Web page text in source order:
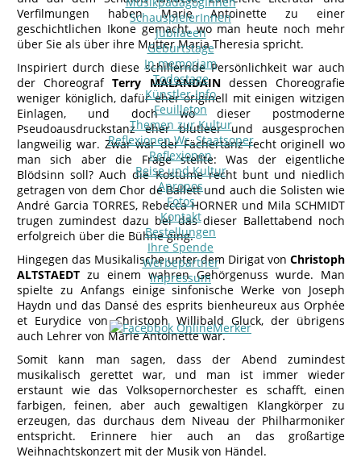
SchauspielerInnen
Jubilaeen
Geburtstage
In memoriam
Todestage
Künstler-Info
Feuilleton
Themen zur Kultur
Reflexionen Wr. Staatsoper
Reflexionen
Reise und Kultur
Apropos
Fotos
Kontakt
Bestellungen
Ihre Spende
Werbepartner
Impressum
Verfilmungen haben Marie Antoinette zu einer
geschichtlichen Ikone gemacht, wo man heute noch mehr
über Sie als über ihre Mutter Maria Theresia spricht.
Inspiriert durch diese schillernde Persönlichkeit war auch
der ChoreografTerry MALANDAINdessen Choreografie
weniger königlich, dafür eher originell mit einigen witzigen
Einlagen, und doch wo dieser postmoderne
Pseudoausdruckstanz eher blutleer und ausgesprochen
langweilig war. Zwar war der Fächertanz recht originell wo
man sich aber die Frage stellte: Was der eigentliche
Blödsinn soll? Auch die Kostüme recht bunt und niedlich
getragen von dem Chor de Ballett und auch die Solisten wie
André Garcia TORRES, Rebecca HORNER und Mila SCHMIDT
trugen zumindest dazu bei das dieser Ballettabend noch
erfolgreich über die Bühne ging.
Hingegen das Musikalische unter dem Dirigat von Christoph
ALTSTAEDT zu einem wahren Gehörgenuss wurde. Man
spielte zu Anfangs einige sinfonische Werke von Joseph
Haydn und das Dansé des esprits bienheureux aus Orphée
et Eurydice von Christoph Willibald Gluck, der übrigens
auch Lehrer von Marie Antoinette war.
Somit kann man sagen, dass der Abend zumindest
musikalisch gerettet war, und man ist immer wieder
erstaunt wie das Volksopernorchester es schafft, einen
farbigen, feinen, aber auch gewaltigen Klangkörper zu
erzeugen, das durchaus dem Niveau der Philharmoniker
entspricht. Erinnere hier auch an das großartige
Weihnachtskonzert mit der Musik von Händel.